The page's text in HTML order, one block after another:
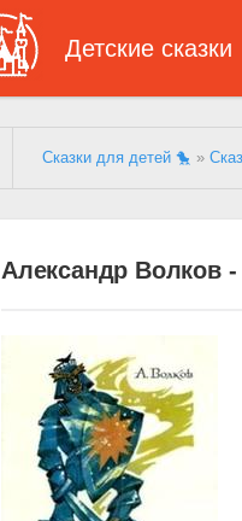
Детские сказки
Сказки для детей 🐤 »
Александр Волков